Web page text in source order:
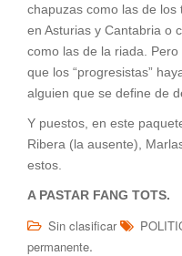
chapuzas como las de
en Asturias y Cantabria o
como las de la riada.
que los “progresistas”
alguien que se define de
Y puestos, en este
Ribera (la ausente),
estos.
A PASTAR FANG TOTS.
Sin clasificar
permanente.